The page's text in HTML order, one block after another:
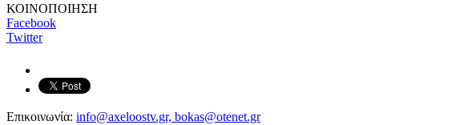
ΚΟΙΝΟΠΟΙΗΣΗ
Facebook
Twitter
Επικοινωνία: info@axeloostv.gr, bokas@otenet.gr